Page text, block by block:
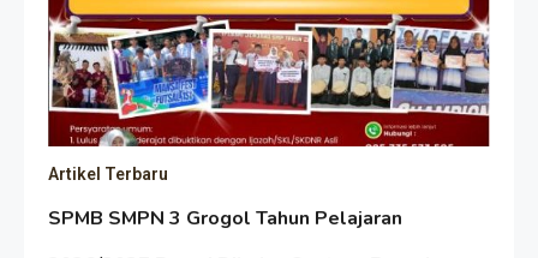
Artikel Terbaru
SPMB SMPN 3 Grogol Tahun Pelajaran